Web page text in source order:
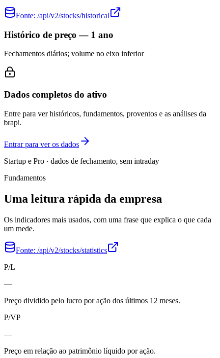
Fonte: /api/v2/stocks/historical
Histórico de preço — 1 ano
Fechamentos diários; volume no eixo inferior
Dados completos do ativo
Entre para ver históricos, fundamentos, proventos e as análises da
brapi.
Entrar para ver os dados
Startup e Pro · dados de fechamento, sem intraday
Fundamentos
Uma leitura rápida da empresa
Os indicadores mais usados, com uma frase que explica o que cada
um mede.
Fonte: /api/v2/stocks/statistics
P/L
—
Preço dividido pelo lucro por ação dos últimos 12 meses.
P/VP
—
Preço em relação ao patrimônio líquido por ação.